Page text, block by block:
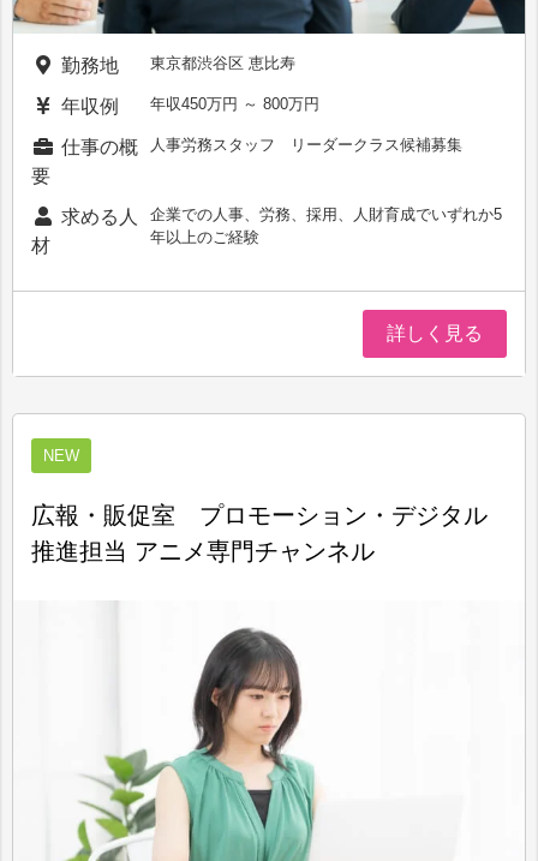
勤務地 東京都渋谷区 恵比寿
年収例 年収450万円 ～ 800万円
仕事の概
要
人事労務スタッフ リーダークラス候補募集
求める人
材
企業での人事、労務、採用、人財育成でいずれか5
年以上のご経験
詳しく見る
NEW
広報・販促室 プロモーション・デジタル
推進担当 アニメ専門チャンネル